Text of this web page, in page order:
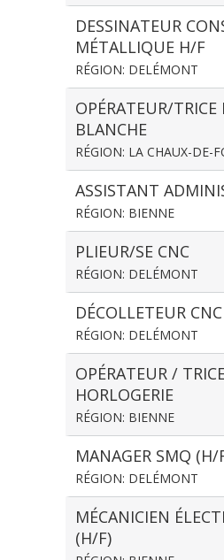
DESSINATEUR
MÉTALLIQUE H/F
RÉGION: DELÉMONT
OPÉRATEUR/TRICE
BLANCHE
RÉGION: LA CHAUX-DE-
ASSISTANT
RÉGION: BIENNE
PLIEUR/SE CNC
RÉGION: DELÉMONT
DÉCOLLETEUR
RÉGION: DELÉMONT
OPÉRATEUR /
HORLOGERIE
RÉGION: BIENNE
MANAGER SMQ (H/
RÉGION: DELÉMONT
MÉCANICIEN
(H/F)